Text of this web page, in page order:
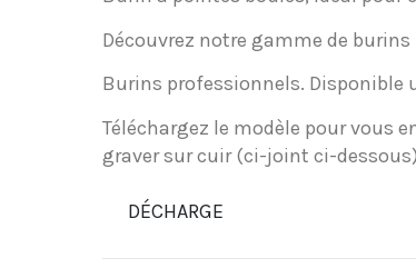
Découvrez notre gamme de
Burins professionnels. Disponible
Téléchargez le modèle pour vous
graver sur cuir (ci-joint ci-dessous)
DÉCHARGE